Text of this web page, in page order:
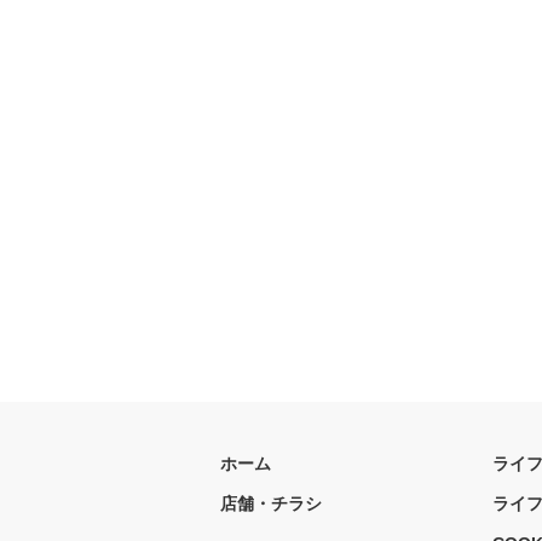
ホーム
店舗・チラシ
ライ
ライ